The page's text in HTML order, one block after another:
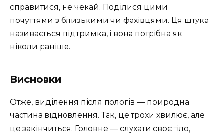
справитися, не чекай. Поділися цими
почуттями з близькими чи фахівцями. Ця штука
називається підтримка, і вона потрібна як
ніколи раніше.
Висновки
Отже, виділення після пологів — природна
частина відновлення. Так, це трохи хвилює, але
це закінчиться. Головне — слухати своє тіло,